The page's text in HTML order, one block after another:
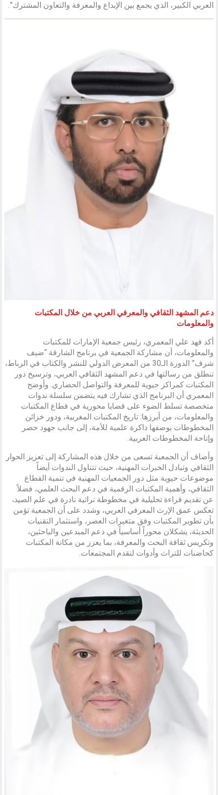
العربي الكبير، الذي يجمع بين الإبداع والمعرفة والتعاون المشترك”.
دعم المشهد الثقافي والمعرفي العربي من خلال المكتبات
والمعلومات
أكد فهد علي المعمري، رئيس جمعية الإمارات للمكتبات
والمعلومات، أن مشاركة الجمعية في برنامج الشارقة “ضيف
شرف” الدورة الـ30 من المعرض الدولي للنشر والكتاب في الرباط،
تنطلق من رسالتها في دعم المشهد الثقافي العربي، وترسيخ دور
المكتبات كمراكز حيوية للمعرفة والتواصل الحضاري. وأوضح
المعمري أن البرنامج الذي تشارك فيه يتضمن سلسلة ندوات
متخصصة تسلط الضوء على قضايا محورية في قطاع المكتبات
والمعلومات، من أبرزها: تاريخ المكتبات المغربية، ودور خزائن
المخطوطات بوصفها ذاكرة علمية للأمة، إلى جانب جهود حصر
وإتاحة المخطوطات العربية.
وأضاف أن الجمعية تسعى من خلال هذه المشاركة إلى تعزيز الحوار
الثقافي وتبادل الخبرات المهنية، حيث تتناول الندوات أيضاً
موضوعات حيوية مثل دور الجمعيات المهنية في تنمية القطاع
الثقافي، وأهمية المكتبات الرقمية في دعم البحث العلمي، فضلاً
عن تقديم قراءة تحليلية في مخطوطة تراثية نادرة في علم الصيد،
تعكس عمق الإرث المعرفي العربي، وشدد على أن الجمعية تؤمن
بأن تطوير المكتبات وفق متغيرات العصر، واستثمار التقنيات
الحديثة، يشكلان محوراً أساسياً في دعم المبدعين والباحثين،
وتكريس ثقافة البحث والمعرفة، بما يعزز من مكانة المكتبات
كحاضنات للتراث وأدوات لتقدم المجتمعات.